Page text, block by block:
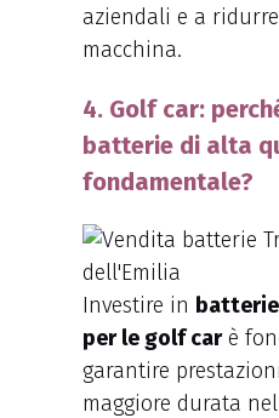
aziendali e a
macchina.
4. Golf car:
batterie di alta
fondamentale?
Investire in
per le golf carè
garantire
maggiore durata